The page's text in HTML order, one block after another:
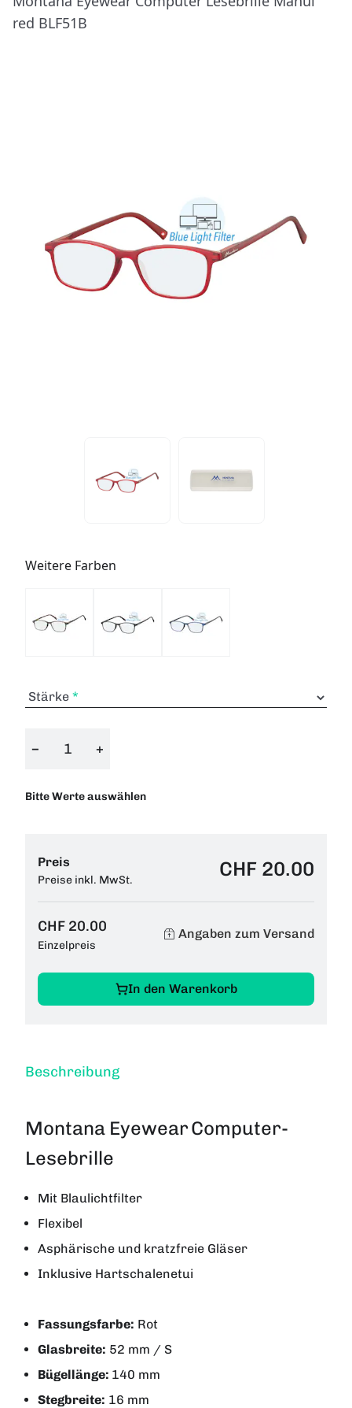
red BLF51B
Weitere Farben
Stärke
− +
Bitte Werte auswählen
Preis
Preise inkl. MwSt. CHF 20.00
CHF 20.00
Einzelpreis
Angaben zum Versand
In den Warenkorb
Beschreibung
Montana EyewearComputer-
Lesebrille
Mit Blaulichtfilter
Flexibel
Asphärische und kratzfreie Gläser
Inklusive Hartschalenetui
Fassungsfarbe: Rot
Glasbreite: 52 mm / S
Bügellänge: 140 mm
Stegbreite: 16 mm